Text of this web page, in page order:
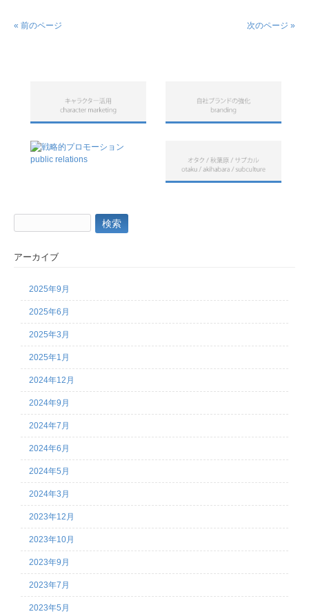
« 前のページ 次のページ »
索:
アーカイブ
2025年9月
2025年6月
2025年3月
2025年1月
2024年12月
2024年9月
2024年7月
2024年6月
2024年5月
2024年3月
2023年12月
2023年10月
2023年9月
2023年7月
2023年5月